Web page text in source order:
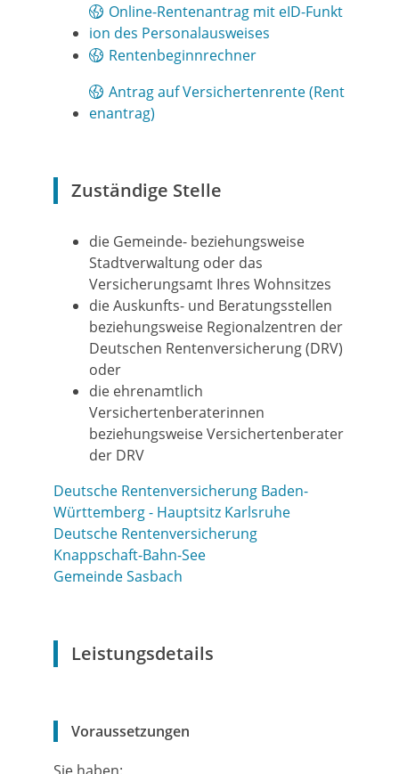
Online-Rentenantrag mit eID-Funkt
ion des Personalausweises
Rentenbeginnrechner
Antrag auf Versichertenrente (Rent
enantrag)
Zuständige Stelle
die Gemeinde- beziehungsweise
Stadtverwaltung oder das
Versicherungsamt Ihres Wohnsitzes
die Auskunfts- und Beratungsstellen
beziehungsweise Regionalzentren der
Deutschen Rentenversicherung (DRV)
oder
die ehrenamtlich
Versichertenberaterinnen
beziehungsweise Versichertenberater
der DRV
Deutsche Rentenversicherung Baden-
Württemberg - Hauptsitz Karlsruhe
Deutsche Rentenversicherung
Knappschaft-Bahn-See
Gemeinde Sasbach
Leistungsdetails
Voraussetzungen